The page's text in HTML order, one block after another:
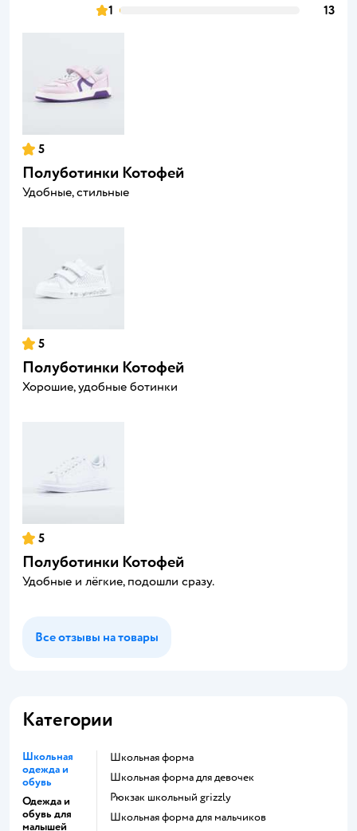
1
13
5
Полуботинки Котофей
Удобные, стильные
5
Полуботинки Котофей
Хорошие, удобные ботинки
5
Полуботинки Котофей
Удобные и лёгкие, подошли сразу.
Все отзывы на товары
Категории
Школьная
одежда и
обувь
Одежда и
обувь для
малышей
Школьная форма
Школьная форма для девочек
Рюкзак школьный grizzly
Школьная форма для мальчиков